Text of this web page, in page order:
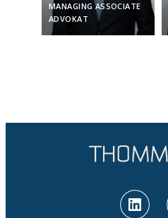
MANAGING ASSOCIATE
ADVOKAT